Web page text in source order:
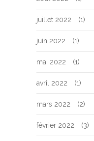
juillet 2022 (1)
juin 2022 (1)
mai 2022 (1)
avril 2022 (1)
mars 2022 (2)
février 2022 (3)